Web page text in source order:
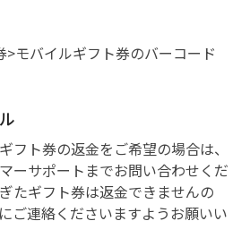
モバイルギフト券のバーコード
フト券の返金をご希望の場合は、
ーサポートまでお問い合わせくだ
たギフト券は返金できませんの
ご連絡くださいますようお願いい